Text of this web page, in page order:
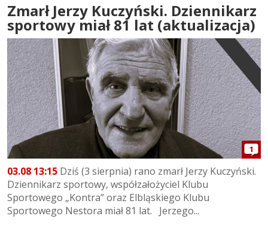
Zmarł Jerzy Kuczyński. Dziennikarz
sportowy miał 81 lat (aktualizacja)
1
03.08 13:15 Dziś (3 sierpnia) rano zmarł Jerzy Kuczyński.
Dziennikarz sportowy, współzałożyciel Klubu
Sportowego „Kontra” oraz Elbląskiego Klubu
Sportowego Nestora miał 81 lat. Jerzego...